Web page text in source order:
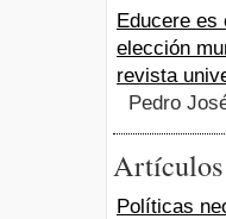
Educere es
elección
revista
Pedro
Políticas